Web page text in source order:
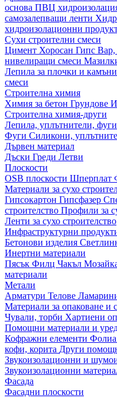
основа ПВЦ
самозалепващи ленти
хидроизолационни
Сухи строителни смеси
Цимент Хоросан Гипс Вар,
нивелиращи смеси
Лепила за плочки и камъни
смеси
Строителна химия
Химия за бетон Грундове
Строителна химия-други
Лепила, уплътнители, фуги
Фуги Силикони,
Дървен материал
Дъски Греди Летви
Плоскости
OSB плоскости Шперплат
Материали за сухо
Гипсокартон Гипсфазер
строителство Профили за
Ленти за сухо строителство
Инфраструктурни
Бетонови изделия
Инертни материали
Пясък Филц Чакъл
материали
Метали
Арматури Телове
Материали за опаковане и
Чували, торби Хартиени
Помощни материали и
Кофражни елементи Фолиа
кофи, корита Други
Звукоизолационни и
Звукоизолационни
Фасада
Фасадни плоскости